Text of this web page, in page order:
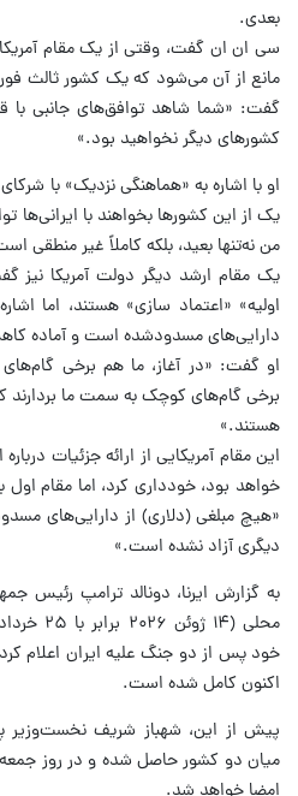
بعدی.
سی ان ان گفت، وقتی از یک مقام
مانع از آن می‌شود که یک کشور ثالث فوراً
گفت: «شما شاهد توافق‌های جانبی با
کشورهای دیگر نخواهید بود.»
او با اشاره به «هماهنگی نزدیک» با
یک از این کشورها بخواهند با ایرانی‌ها
من نه‌تنها بعید، بلکه کاملاً غیر منطقی
یک مقام ارشد دیگر دولت آمریکا نیز
اولیه» «اعتماد سازی» هستند، اما
دارایی‌های مسدودشده است و آماده
او گفت: «در آغاز، ما هم برخی
برخی گام‌های کوچک به سمت ما بردارند
هستند.»
این مقام آمریکایی از ارائه جزئیات
خواهد بود، خودداری کرد، اما مقام
«هیچ مبلغی (دلاری) از دارایی‌های
دیگری آزاد نشده است.»
به گزارش ایرنا، دونالد ترامپ رئیس
خود پس از دو جنگ علیه ایران اعلام
اکنون کامل شده است.
پیش از این، شهباز شریف نخست‌وزیر